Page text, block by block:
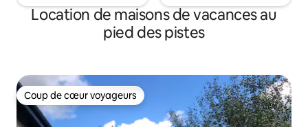
Location de maisons de vacances au
pied des pistes
Coup de cœur voyageurs
Coup de cœur voyageurs